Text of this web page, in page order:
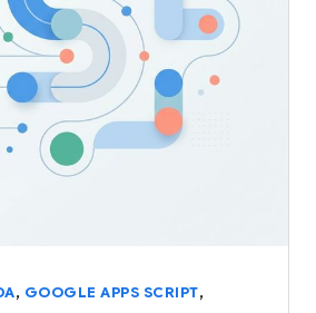
, GOOGLE APPS SCRIPT,